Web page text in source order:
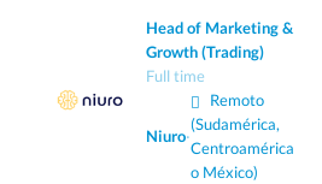
Head of Marketing &
Growth (Trading)
Full time
Niuro·
Remoto
(Sudamérica,
Centroamérica
o México)